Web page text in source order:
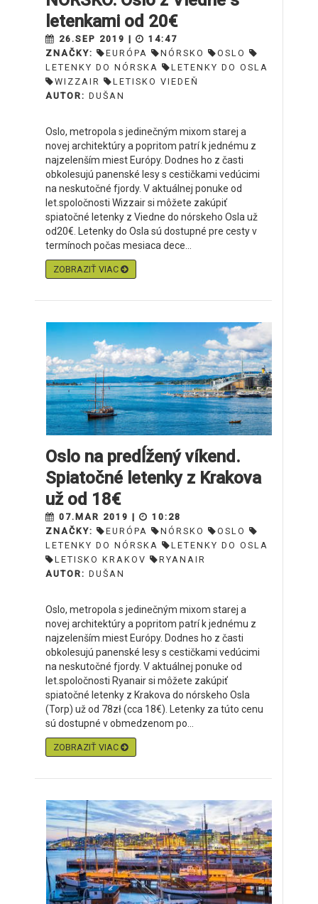
letenkami od 20€
26.SEP 2019 |
14:47
ZNAČKY:
EURÓPA NÓRSKO
OSLO
LETENKY DO NÓRSKA
LETENKY DO OSLA
WIZZAIR
LETISKO VIEDEŇ
AUTOR: DUŠAN
Oslo, metropola s jedinečným mixom starej a
novej architektúry a popritom patrí k jednému z
najzelenším miest Európy. Dodnes ho z časti
obkolesujú panenské lesy s cestičkami vedúcimi
na neskutočné fjordy. V aktuálnej ponuke od
let.spoločnosti Wizzair si môžete zakúpiť
spiatočné letenky z Viedne do nórskeho Osla už
od20€. Letenky do Osla sú dostupné pre cesty v
termínoch počas mesiaca dece...
ZOBRAZIŤ VIAC
Oslo na predĺžený víkend.
Spiatočné letenky z Krakova
už od 18€
07.MAR 2019 |
10:28
ZNAČKY:
EURÓPA NÓRSKO
OSLO
LETENKY DO NÓRSKA
LETENKY DO OSLA
LETISKO KRAKOV
RYANAIR
AUTOR: DUŠAN
Oslo, metropola s jedinečným mixom starej a
novej architektúry a popritom patrí k jednému z
najzelenším miest Európy. Dodnes ho z časti
obkolesujú panenské lesy s cestičkami vedúcimi
na neskutočné fjordy. V aktuálnej ponuke od
let.spoločnosti Ryanair si môžete zakúpiť
spiatočné letenky z Krakova do nórskeho Osla
(Torp) už od 78zł (cca 18€). Letenky za túto cenu
sú dostupné v obmedzenom po...
ZOBRAZIŤ VIAC